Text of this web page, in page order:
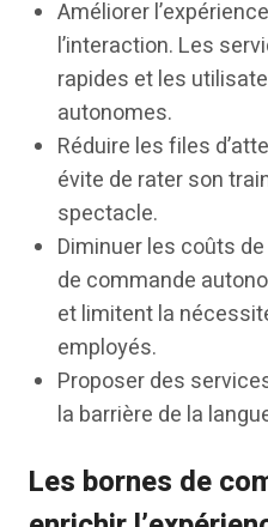
Améliorer
l’interaction. Les
rapides et les
autonomes.
Réduire les files
évite de rater son
spectacle.
Diminuer les coûts
de commande
et limitent la
employés.
Proposer des
la barrière de la
Les bornes de